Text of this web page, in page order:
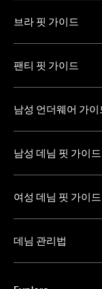
브라 핏 가이드
팬티 핏 가이드
남성 언더웨어 가이
남성 데님 핏 가이드
여성 데님 핏 가이드
데님 관리법